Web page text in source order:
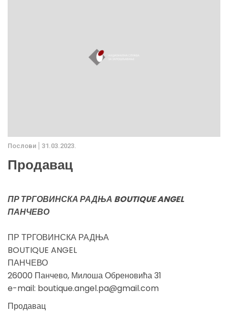
Послови 31.03.2023.
Продавац
ПР ТРГОВИНСКА РАДЊА BOUTIQUE ANGEL
ПАНЧЕВО
ПР ТРГОВИНСКА РАДЊА
BOUTIQUE ANGEL
ПАНЧЕВО
26000 Панчево, Милоша Обреновића 31
e-mail: boutique.angel.pa@gmail.com
Продавац